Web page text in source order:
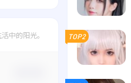
中的阳光。 TOP2